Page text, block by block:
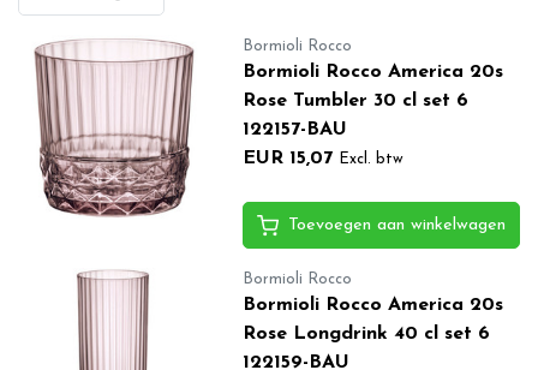
Bormioli Rocco
Bormioli Rocco America 20s
Rose Tumbler 30 cl set 6
122157-BAU
EUR 15,07
Excl. btw
Toevoegen aan winkelwagen
Bormioli Rocco
Bormioli Rocco America 20s
Rose Longdrink 40 cl set 6
122159-BAU